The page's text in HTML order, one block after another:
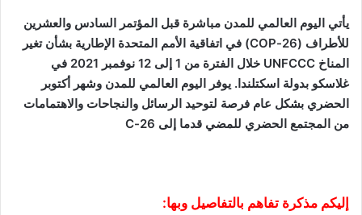
يأتي اليوم العالمي للمدن مباشرة قبل المؤتمر السادس والعشرين
للأطراف (26-COP) في اتفاقية الأمم المتحدة الإطارية بشأن تغير
المناخ UNFCCC خلال الفترة من 1 إلى 12 نوفمبر 2021 في
غلاسكو بدولة اسكتلندا. يوفر اليوم العالمي للمدن وشهر أكتوبر
الحضري بشكل عام فرصة لتوحيد الرسائل والنجاحات والاهتمامات
من المجتمع الحضري للمضي قدما إلى 26-C
إليكم مذكرة تفاهم بالتفاصيل وبها: